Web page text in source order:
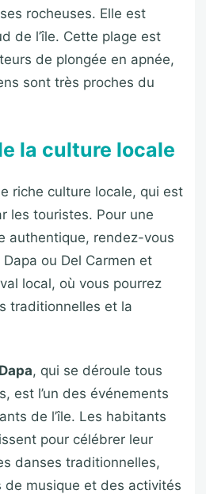
rocheuses. Elle est
de l’île. Cette plage est
de plongée en apnée,
sont très proches du
la culture locale
riche culture locale, qui est
les touristes. Pour une
authentique, rendez-vous
ou Del Carmen et
local, où vous pourrez
traditionnelles et la
, qui se déroule tous
est l’un des événements
de l’île. Les habitants
pour célébrer leur
danses traditionnelles,
de musique et des activités